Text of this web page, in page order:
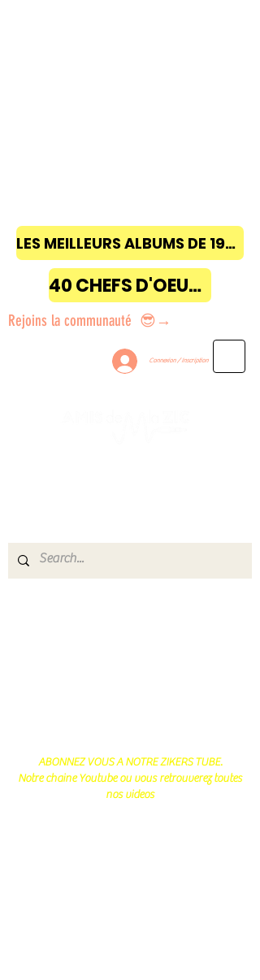
LES MEILLEURS ALBUMS DE 1968 à 2018
40 CHEFS D'OEUVRE
Rejoins la communauté 😎→
Connexion / Inscription
ABONNEZ VOUS A NOTRE ZIKERS TUBE.
Notre chaine Youtube ou vous retrouverez toutes
nos videos